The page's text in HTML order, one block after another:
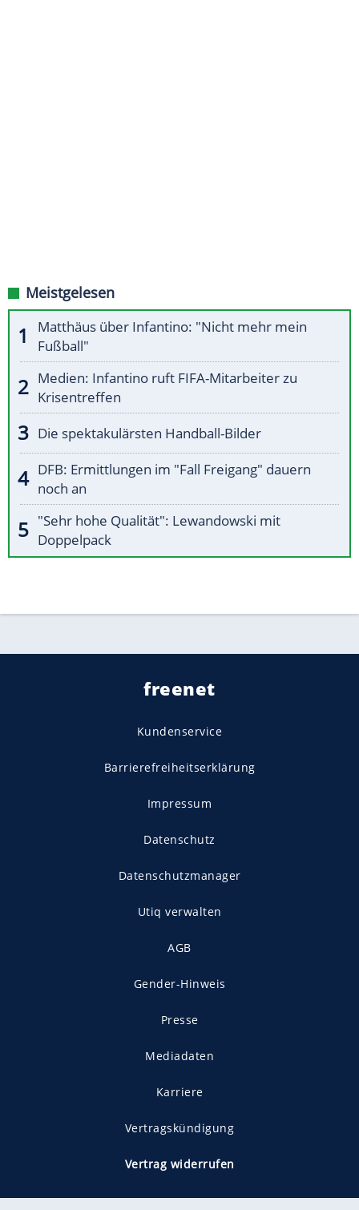
Meistgelesen
Matthäus über Infantino: "Nicht mehr mein
Fußball"
Medien: Infantino ruft FIFA-Mitarbeiter zu
Krisentreffen
Die spektakulärsten Handball-Bilder
DFB: Ermittlungen im "Fall Freigang" dauern
noch an
"Sehr hohe Qualität": Lewandowski mit
Doppelpack
freenet
Kundenservice
Barrierefreiheitserklärung
Impressum
Datenschutz
Datenschutzmanager
Utiq verwalten
AGB
Gender-Hinweis
Presse
Mediadaten
Karriere
Vertragskündigung
Vertrag widerrufen